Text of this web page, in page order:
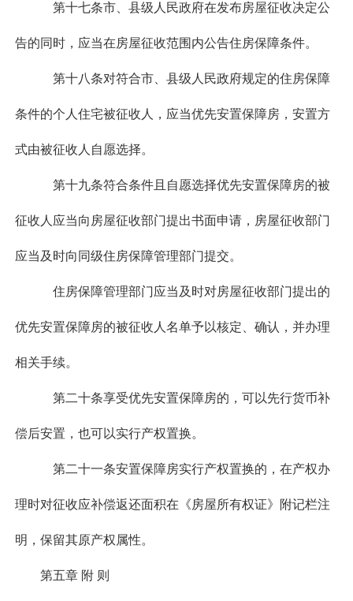
第十七条市、县级人民政府在发布房屋征收决定公
告的同时，应当在房屋征收范围内公告住房保障条件。
第十八条对符合市、县级人民政府规定的住房保障
条件的个人住宅被征收人，应当优先安置保障房，安置方
式由被征收人自愿选择。
第十九条符合条件且自愿选择优先安置保障房的被
征收人应当向房屋征收部门提出书面申请，房屋征收部门
应当及时向同级住房保障管理部门提交。
住房保障管理部门应当及时对房屋征收部门提出的
优先安置保障房的被征收人名单予以核定、确认，并办理
相关手续。
第二十条享受优先安置保障房的，可以先行货币补
偿后安置，也可以实行产权置换。
第二十一条安置保障房实行产权置换的，在产权办
理时对征收应补偿返还面积在《房屋所有权证》附记栏注
明，保留其原产权属性。
第五章 附 则